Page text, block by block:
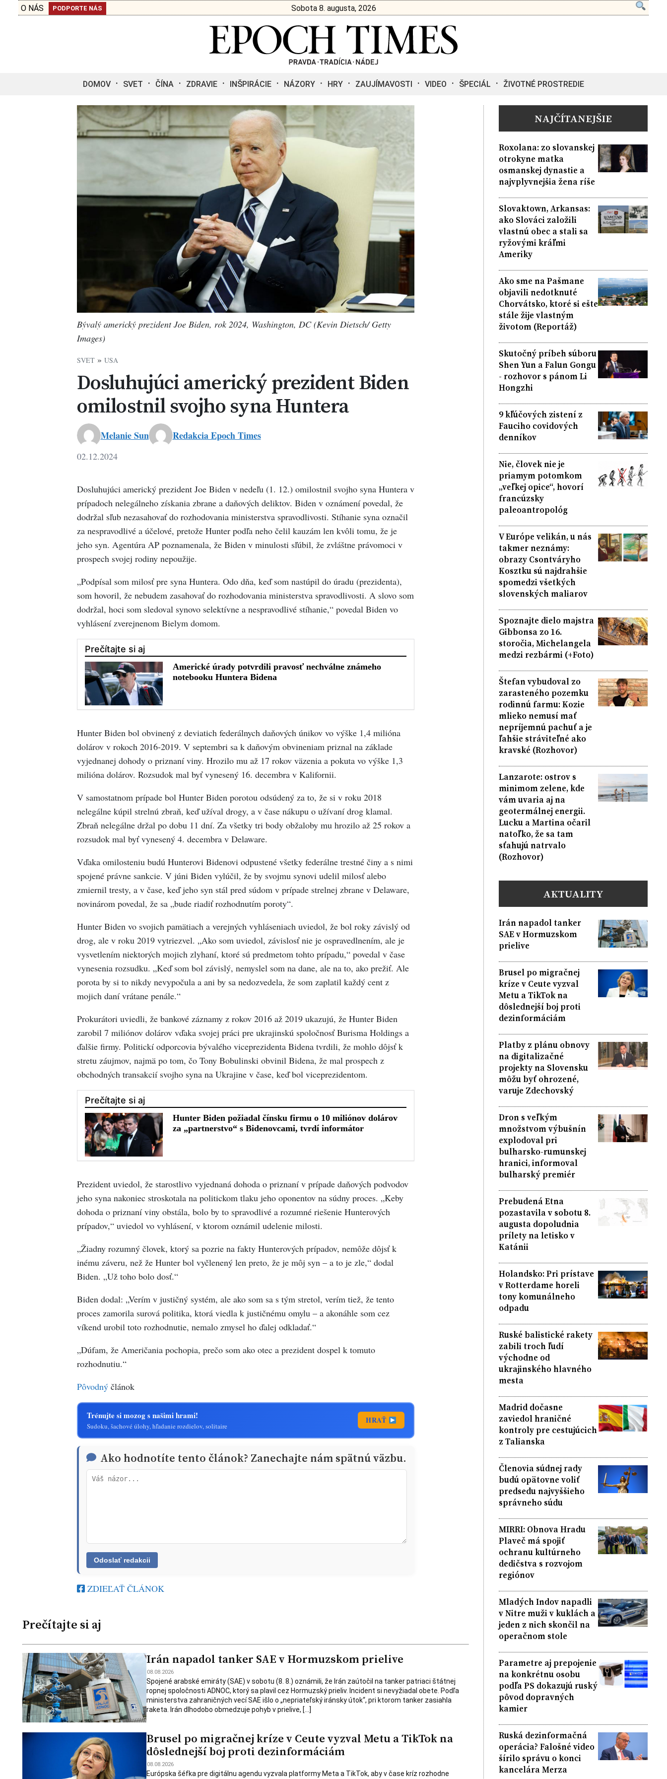
O NÁS PODPORTE NÁS Sobota 8. augusta, 2026
DOMOV SVET ČÍNA ZDRAVIE INŠPIRÁCIE NÁZORY HRY ZAUJÍMAVOSTI VIDEO ŠPECIÁL ŽIVOTNÉ PROSTREDIE
Bývalý americký prezident Joe Biden, rok 2024, Washington, DC (Kevin Dietsch/ Getty
Images)
SVET» USA
Dosluhujúci americký prezident Biden
omilostnil svojho syna Huntera
Melanie Sun Redakcia Epoch Times
02.12.2024
Dosluhujúci americký prezident Joe Biden v nedeľu (1. 12.) omilostnil svojho syna Huntera v
prípadoch nelegálneho získania zbrane a daňových deliktov. Biden v oznámení povedal, že
dodržal sľub nezasahovať do rozhodovania ministerstva spravodlivosti. Stíhanie syna označil
za nespravodlivé a účelové, pretože Hunter podľa neho čelil kauzám len kvôli tomu, že je
jeho syn. Agentúra AP poznamenala, že Biden v minulosti sľúbil, že zvláštne právomoci v
prospech svojej rodiny nepoužije.
„Podpísal som milosť pre syna Huntera. Odo dňa, keď som nastúpil do úradu (prezidenta),
som hovoril, že nebudem zasahovať do rozhodovania ministerstva spravodlivosti. A slovo som
dodržal, hoci som sledoval synovo selektívne a nespravodlivé stíhanie,“ povedal Biden vo
vyhlásení zverejnenom Bielym domom.
Hunter Biden bol obvinený z deviatich federálnych daňových únikov vo výške 1,4 milióna
dolárov v rokoch 2016-2019. V septembri sa k daňovým obvineniam priznal na základe
vyjednanej dohody o priznaní viny. Hrozilo mu až 17 rokov väzenia a pokuta vo výške 1,3
milióna dolárov. Rozsudok mal byť vynesený 16. decembra v Kalifornii.
V samostatnom prípade bol Hunter Biden porotou odsúdený za to, že si v roku 2018
nelegálne kúpil strelnú zbraň, keď užíval drogy, a v čase nákupu o užívaní drog klamal.
Zbraň nelegálne držal po dobu 11 dní. Za všetky tri body obžaloby mu hrozilo až 25 rokov a
rozsudok mal byť vynesený 4. decembra v Delaware.
Vďaka omilosteniu budú Hunterovi Bidenovi odpustené všetky federálne trestné činy a s nimi
spojené právne sankcie. V júni Biden vylúčil, že by svojmu synovi udelil milosť alebo
zmiernil tresty, a v čase, keď jeho syn stál pred súdom v prípade strelnej zbrane v Delaware,
novinárom povedal, že sa „bude riadiť rozhodnutím poroty“.
Hunter Biden vo svojich pamätiach a verejných vyhláseniach uviedol, že bol roky závislý od
drog, ale v roku 2019 vytriezvel. „Ako som uviedol, závislosť nie je ospravedlnením, ale je
vysvetlením niektorých mojich zlyhaní, ktoré sú predmetom tohto prípadu,“ povedal v čase
vynesenia rozsudku. „Keď som bol závislý, nemyslel som na dane, ale na to, ako prežiť. Ale
porota by si to nikdy nevypočula a ani by sa nedozvedela, že som zaplatil každý cent z
mojich daní vrátane penále.“
Prokurátori uviedli, že bankové záznamy z rokov 2016 až 2019 ukazujú, že Hunter Biden
zarobil 7 miliónov dolárov vďaka svojej práci pre ukrajinskú spoločnosť Burisma Holdings a
ďalšie firmy. Politickí odporcovia bývalého viceprezidenta Bidena tvrdili, že mohlo dôjsť k
stretu záujmov, najmä po tom, čo Tony Bobulinski obvinil Bidena, že mal prospech z
obchodných transakcií svojho syna na Ukrajine v čase, keď bol viceprezidentom.
Prezident uviedol, že starostlivo vyjednaná dohoda o priznaní v prípade daňových podvodov
jeho syna nakoniec stroskotala na politickom tlaku jeho oponentov na súdny proces. „Keby
dohoda o priznaní viny obstála, bolo by to spravodlivé a rozumné riešenie Hunterových
prípadov,“ uviedol vo vyhlásení, v ktorom oznámil udelenie milosti.
„Žiadny rozumný človek, ktorý sa pozrie na fakty Hunterových prípadov, nemôže dôjsť k
inému záveru, než že Hunter bol vyčlenený len preto, že je môj syn – a to je zle,“ dodal
Biden. „Už toho bolo dosť.“
Biden dodal: „Verím v justičný systém, ale ako som sa s tým stretol, verím tiež, že tento
proces zamorila surová politika, ktorá viedla k justičnému omylu – a akonáhle som cez
víkend urobil toto rozhodnutie, nemalo zmysel ho ďalej odkladať.“
„Dúfam, že Američania pochopia, prečo som ako otec a prezident dospel k tomuto
rozhodnutiu.“
Pôvodnýčlánok
Trénujte si mozog s našimi hrami!
Sudoku, šachové úlohy, hľadanie rozdielov, solitaire
HRAŤ
Ako hodnotíte tento článok? Zanechajte nám spätnú väzbu.
ZDIEĽAŤ ČLÁNOK
Prečítajte si aj
Irán napadol tanker SAE v Hormuzskom prielive
08.08.2026
Spojené arabské emiráty (SAE) v sobotu (8. 8.) oznámili, že Irán zaútočil na tanker patriaci štátnej
ropnej spoločnosti ADNOC, ktorý sa plavil cez Hormuzský prieliv. Incident si nevyžiadal obete. Podľa
ministerstva zahraničných vecí SAE išlo o „nepriateľský iránsky útok“, pri ktorom tanker zasiahla
raketa. Irán dlhodobo obmedzuje pohyb v prielive, […]
Brusel po migračnej kríze v Ceute vyzval Metu a TikTok na
dôslednejší boj proti dezinformáciám
08.08.2026
Európska šéfka pre digitálnu agendu vyzvala platformy Meta a TikTok, aby v čase kríz rozhodne
NAJČÍTANEJŠIE
Roxolana: zo slovanskej
otrokyne matka
osmanskej dynastie a
najvplyvnejšia žena ríše
Slovaktown, Arkansas:
ako Slováci založili
vlastnú obec a stali sa
ryžovými kráľmi
Ameriky
Ako sme na Pašmane
objavili nedotknuté
Chorvátsko, ktoré si ešte
stále žije vlastným
životom (Reportáž)
Skutočný príbeh súboru
Shen Yun a Falun Gongu
- rozhovor s pánom Li
Hongzhi
9 kľúčových zistení z
Fauciho covidových
denníkov
Nie, človek nie je
priamym potomkom
„veľkej opice“, hovorí
francúzsky
paleoantropológ
V Európe velikán, u nás
takmer neznámy:
obrazy Csontváryho
Kosztku sú najdrahšie
spomedzi všetkých
slovenských maliarov
Spoznajte dielo majstra
Gibbonsa zo 16.
storočia, Michelangela
medzi rezbármi (+Foto)
Štefan vybudoval zo
zarasteného pozemku
rodinnú farmu: Kozie
mlieko nemusí mať
nepríjemnú pachuť a je
ľahšie stráviteľné ako
kravské (Rozhovor)
Lanzarote: ostrov s
minimom zelene, kde
vám uvaria aj na
geotermálnej energii.
Lucku a Martina očaril
natoľko, že sa tam
sťahujú natrvalo
(Rozhovor)
AKTUALITY
Irán napadol tanker
SAE v Hormuzskom
prielive
Brusel po migračnej
kríze v Ceute vyzval
Metu a TikTok na
dôslednejší boj proti
dezinformáciám
Platby z plánu obnovy
na digitalizačné
projekty na Slovensku
môžu byť ohrozené,
varuje Zdechovský
Dron s veľkým
množstvom výbušnín
explodoval pri
bulharsko-rumunskej
hranici, informoval
bulharský premiér
Prebudená Etna
pozastavila v sobotu 8.
augusta dopoludnia
prílety na letisko v
Katánii
Holandsko: Pri prístave
v Rotterdame horeli
tony komunálneho
odpadu
Ruské balistické rakety
zabili troch ľudí
východne od
ukrajinského hlavného
mesta
Madrid dočasne
zaviedol hraničné
kontroly pre cestujúcich
z Talianska
Členovia súdnej rady
budú opätovne voliť
predsedu najvyššieho
správneho súdu
MIRRI: Obnova Hradu
Plaveč má spojiť
ochranu kultúrneho
dedičstva s rozvojom
regiónov
Mladých Indov napadli
v Nitre muži v kuklách a
jeden z nich skončil na
operačnom stole
Parametre aj prepojenie
na konkrétnu osobu
podľa PS dokazujú ruský
pôvod dopravných
kamier
Ruská dezinformačná
operácia? Falošné video
šírilo správu o konci
kancelára Merza